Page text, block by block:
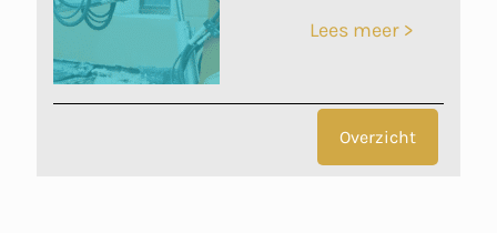
Lees meer >
Overzicht